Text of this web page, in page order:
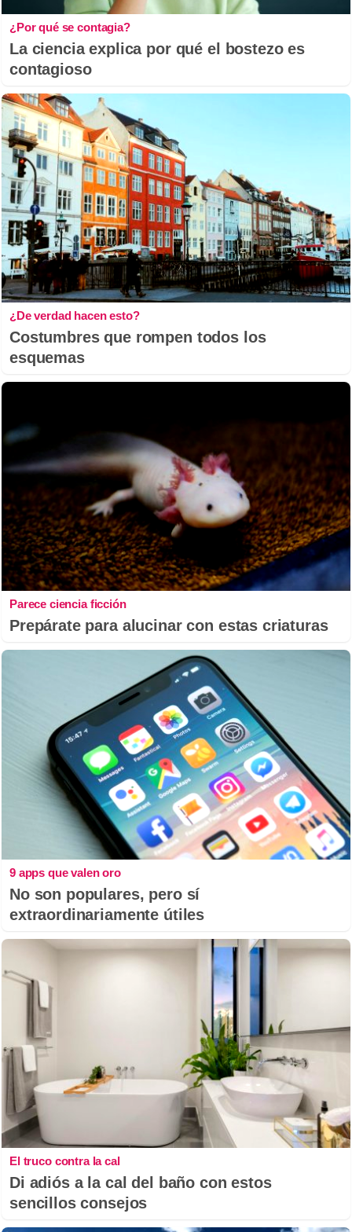
¿Por qué se contagia?
La ciencia explica por qué el bostezo es
contagioso
¿De verdad hacen esto?
Costumbres que rompen todos los
esquemas
Parece ciencia ficción
Prepárate para alucinar con estas criaturas
9 apps que valen oro
No son populares, pero sí
extraordinariamente útiles
El truco contra la cal
Di adiós a la cal del baño con estos
sencillos consejos